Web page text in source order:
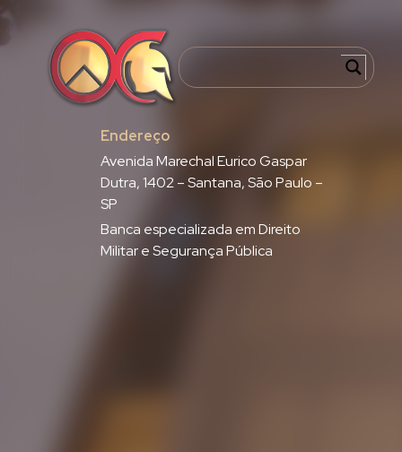
Endereço
Avenida Marechal Eurico Gaspar
Dutra, 1402 – Santana, São Paulo –
SP
Banca especializada em Direito
Militar e Segurança Pública